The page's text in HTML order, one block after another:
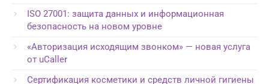
ISO 27001: защита данных и информационная
безопасность на новом уровне
«Авторизация исходящим звонком» — новая услуга
от uCaller
Сертификация косметики и средств личной гигиены